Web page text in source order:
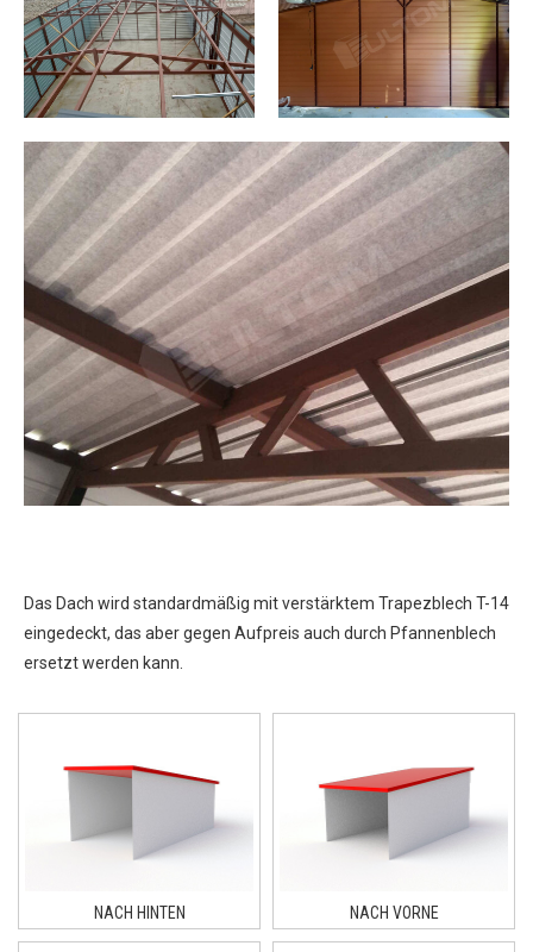
Das Dach wird standardmäßig mit verstärktem Trapezblech T-14
eingedeckt, das aber gegen Aufpreis auch durch Pfannenblech
ersetzt werden kann.
NACH HINTEN NACH VORNE